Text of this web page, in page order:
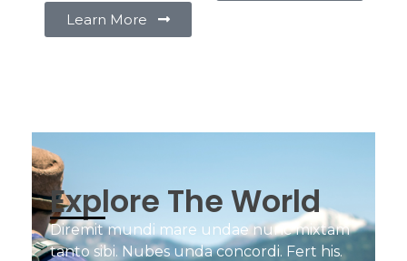
Learn More
Explore The World
Diremit mundi mare undae nunc mixtam
tanto sibi. Nubes unda concordi. Fert his.